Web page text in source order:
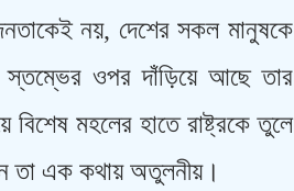
নয়, দেশের সকল মানুষকে
স্তম্ভের ওপর দাঁড়িয়ে আছে তার
বিশেষ মহলের হাতে রাষ্ট্রকে তুলে
তা এক কথায় অতুলনীয়।